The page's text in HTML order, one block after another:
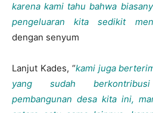
karena kami tahu bahwa
pengeluaran kita sedikit
dengan senyum
Lanjut Kades, “kami juga
yang sudah
pembangunan desa kita ini,